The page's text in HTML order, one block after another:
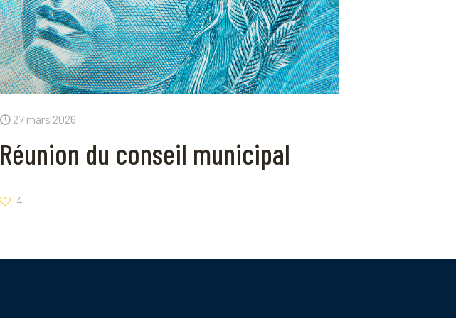
27 mars 2026
Réunion du conseil municipal
4